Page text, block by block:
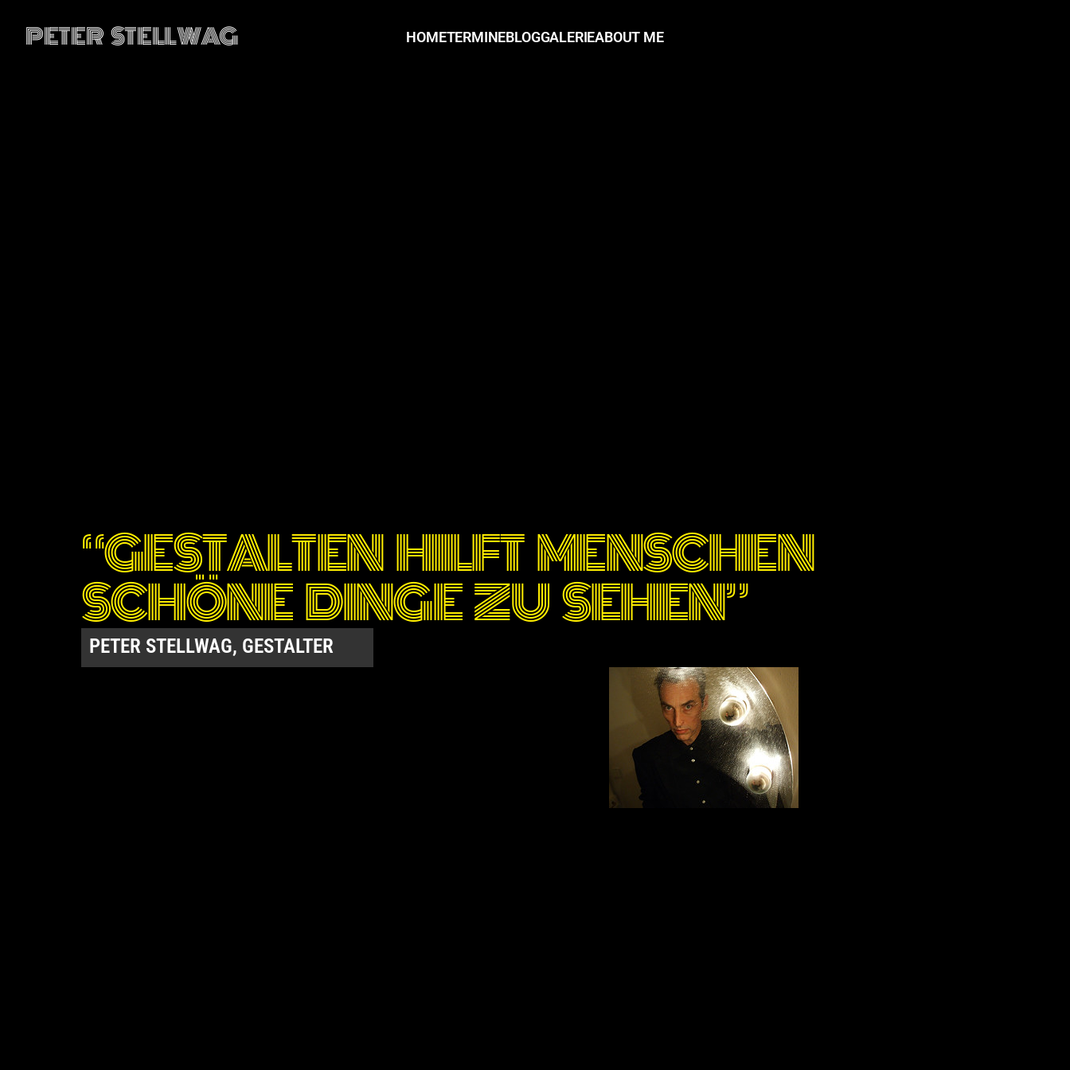
PETER STELLWAG HOMETERMINEBLOGGALERIEABOUT ME
“GESTALTEN HILFT MENSCHEN
SCHÖNE DINGE ZU SEHEN”
PETER STELLWAG, GESTALTER